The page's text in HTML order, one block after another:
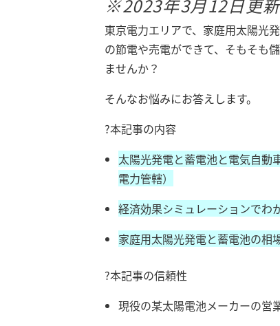
※2023年3月12日更新
東京電力エリアで、家庭用太陽光
の節電や売電ができて、そもそも
ませんか？
そんなお悩みにお答えします。
?本記事の内容
太陽光発電と蓄電池と電気自動
電力管轄）
経済効果シミュレーションでわ
家庭用太陽光発電と蓄電池の相
?本記事の信頼性
現役の某太陽電池メーカーの営